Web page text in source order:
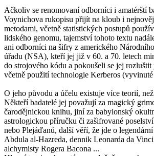
Ačkoliv se renomovaní odborníci i amatérští
Voynichova rukopisu přijít na kloub i
metodami, včetně statistických postupů
lidského genomu, tajemství tohoto textu
ani odborníci na šifry z amerického
úřadu (NSA), kteří jej již v 60. a 70. letech
do strojového kódu a pokoušeli se jej rozluštit
včetně použití technologie Kerberos
O jeho původu a účelu existuje více teorií,
Někteří badatelé jej považují za magický
čarodějnickou knihu, jiní za babylonský
astrologickou příručku či zašifrované
nebo Plejáďanů, další věří, že jde o
Abdula al-Hazreda, dennik Leonarda da
alchymisty Rogera Bacona ...